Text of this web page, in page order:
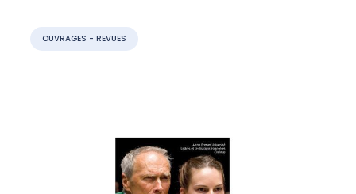
OUVRAGES - REVUES